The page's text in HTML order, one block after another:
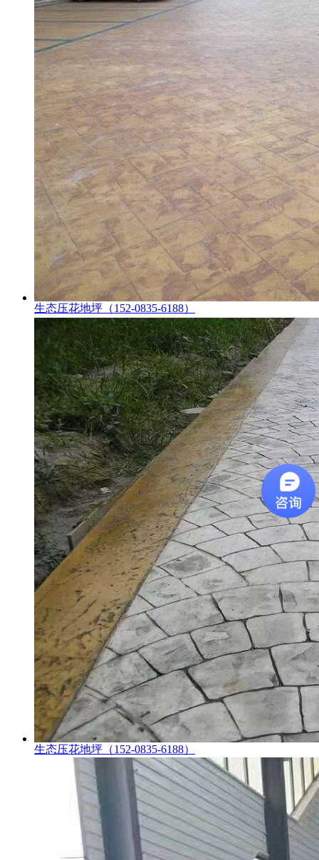
生态压花地坪（152-0835-6188）
生态压花地坪（152-0835-6188）